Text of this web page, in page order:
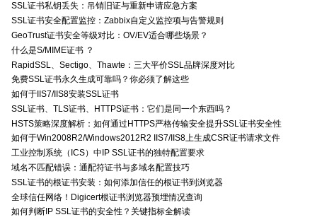
SSL证书私钥丢失：吊销旧证与重新申请应急方案
SSL证书安全配置监控：Zabbix自定义监控项与告警规则
GeoTrust证书安全等级对比：OV/EV适合哪些场景？
什么是S/MIME证书 ？
RapidSSL、Sectigo、Thawte：三大平价SSL品牌深度对比
免费SSL证书永久生成可靠吗？你必须了解这些
如何于IIS7/IIS8安装SSL证书
SSL证书、TLS证书、HTTPS证书：它们是同一个东西吗？
HSTS策略深度解析：如何通过HTTPS严格传输安全提升SSL证书安全性
如何于Win2008R2/Windows2012R2 IIS7/IIS8上生成CSR证书请求文件
工业控制系统（ICS）中IP SSL证书的独特配置要求
域名不匹配错误：通配符证书与多域名配置技巧
SSL证书的根证书安装：如何添加信任的根证书到浏览器
全球信任网络！Digicert根证书浏览器预埋情况查询
如何判断IP SSL证书的安全性？关键指标全解读